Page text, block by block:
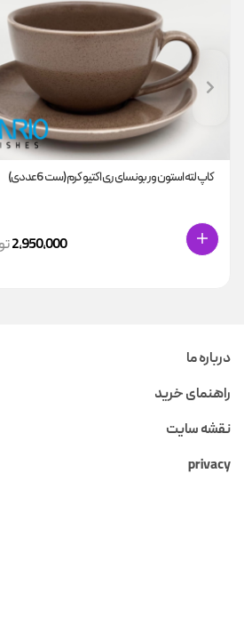
کاپ لته استون ور بونسای ری اکتیو کرم (ست 6عددی)
2,950,000
درباره ما
راهنمای خرید
نقشه سایت
privacy